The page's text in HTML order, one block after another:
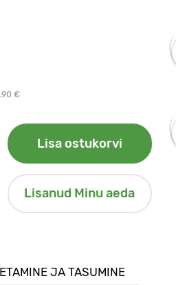
€
Lisa ostukorvi
Lisanud Minu aeda
JA TASUMINE